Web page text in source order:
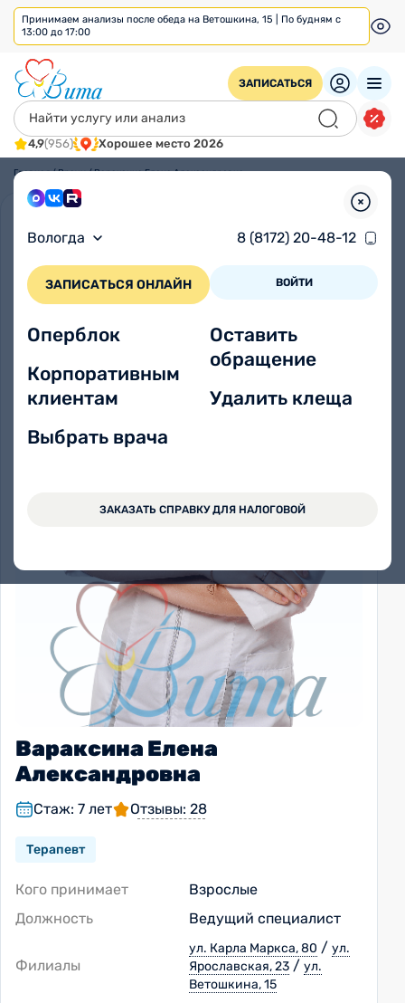
Принимаем анализы после обеда на Ветошкина, 15 | По будням с
13:00 до 17:00
ЗАПИСАТЬСЯ
4,9(956) Хорошее место 2026
Вологда 8 (8172) 20-48-12
ЗАПИСАТЬСЯ ОНЛАЙН ВОЙТИ
Оперблок
Корпоративным
клиентам
Выбрать врача
Оставить
обращение
Удалить клеща
ЗАКАЗАТЬ СПРАВКУ ДЛЯ НАЛОГОВОЙ
Главная/Врачи/Вараксина Елена Александровна
Вараксина Елена
Александровна
Стаж: 7 лет Отзывы: 28
Терапевт
Кого принимает
Взрослые
Должность
Ведущий специалист
Филиалы
ул. Карла Маркса, 80 / ул.
Ярославская, 23 / ул.
Ветошкина, 15